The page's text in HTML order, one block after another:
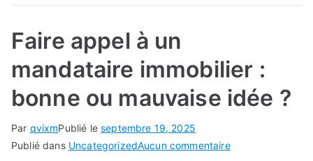
Faire appel à un
mandataire immobilier :
bonne ou mauvaise idée ?
Par qvixmPublié leseptembre 19, 2025
Publié dans UncategorizedAucun commentairesur